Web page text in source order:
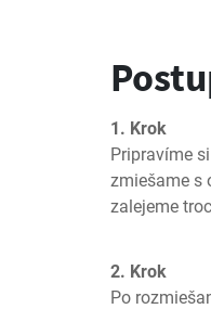
1. Krok
Pripravíme
zmiešame s
zalejeme
2. Krok
Po